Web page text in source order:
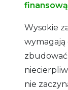
Wysokie
wymagają
nie